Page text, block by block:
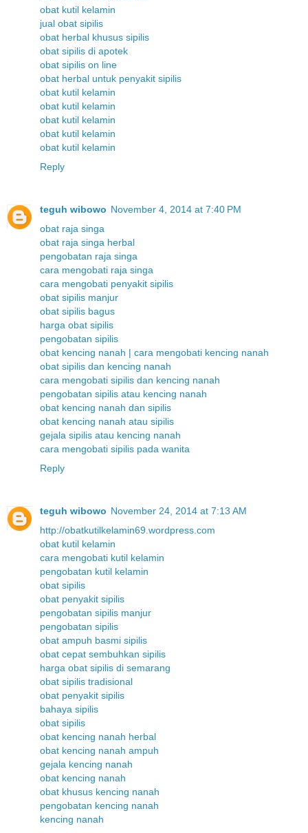
obat kutil kelamin
jual obat sipilis
obat herbal khusus sipilis
obat sipilis di apotek
obat sipilis on line
obat herbal untuk penyakit sipilis
obat kutil kelamin
obat kutil kelamin
obat kutil kelamin
obat kutil kelamin
obat kutil kelamin
Reply
teguh wibowo November 4, 2014 at 7:40 PM
obat raja singa
obat raja singa herbal
pengobatan raja singa
cara mengobati raja singa
cara mengobati penyakit sipilis
obat sipilis manjur
obat sipilis bagus
harga obat sipilis
pengobatan sipilis
obat kencing nanah | cara mengobati kencing nanah
obat sipilis dan kencing nanah
cara mengobati sipilis dan kencing nanah
pengobatan sipilis atau kencing nanah
obat kencing nanah dan sipilis
obat kencing nanah atau sipilis
gejala sipilis atau kencing nanah
cara mengobati sipilis pada wanita
Reply
teguh wibowo November 24, 2014 at 7:13 AM
http://obatkutilkelamin69.wordpress.com
obat kutil kelamin
cara mengobati kutil kelamin
pengobatan kutil kelamin
obat sipilis
obat penyakit sipilis
pengobatan sipilis manjur
pengobatan sipilis
obat ampuh basmi sipilis
obat cepat sembuhkan sipilis
harga obat sipilis di semarang
obat sipilis tradisional
obat penyakit sipilis
bahaya sipilis
obat sipilis
obat kencing nanah herbal
obat kencing nanah ampuh
gejala kencing nanah
obat kencing nanah
obat khusus kencing nanah
pengobatan kencing nanah
kencing nanah